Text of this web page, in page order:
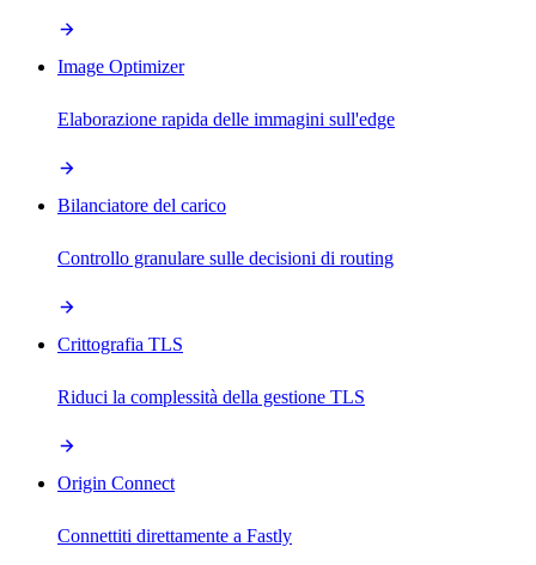
Image Optimizer
Elaborazione rapida delle immagini sull'edge
Bilanciatore del carico
Controllo granulare sulle decisioni di routing
Crittografia TLS
Riduci la complessità della gestione TLS
Origin Connect
Connettiti direttamente a Fastly